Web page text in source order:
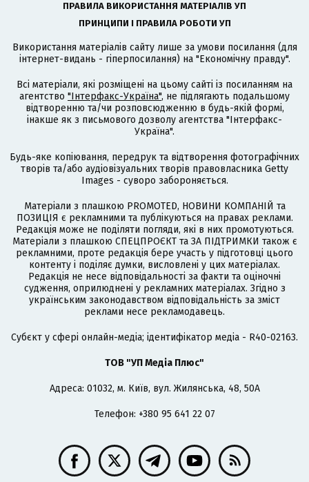
ПРАВИЛА ВИКОРИСТАННЯ МАТЕРІАЛІВ УП
ПРИНЦИПИ І ПРАВИЛА РОБОТИ УП
Використання матеріалів сайту лише за умови посилання (для
інтернет-видань - гіперпосилання) на "Економічну правду".
Всі матеріали, які розміщені на цьому сайті із посиланням на
агентство "Інтерфакс-Україна", не підлягають подальшому
відтворенню та/чи розповсюдженню в будь-якій формі,
інакше як з письмового дозволу агентства "Інтерфакс-
Україна".
Будь-яке копіювання, передрук та відтворення фотографічних
творів та/або аудіовізуальних творів правовласника Getty
Images - суворо забороняється.
Матеріали з плашкою PROMOTED, НОВИНИ КОМПАНІЙ та
ПОЗИЦІЯ є рекламними та публікуються на правах реклами.
Редакція може не поділяти погляди, які в них промотуються.
Матеріали з плашкою СПЕЦПРОЄКТ та ЗА ПІДТРИМКИ також є
рекламними, проте редакція бере участь у підготовці цього
контенту і поділяє думки, висловлені у цих матеріалах.
Редакція не несе відповідальності за факти та оціночні
судження, оприлюднені у рекламних матеріалах. Згідно з
українським законодавством відповідальність за зміст
реклами несе рекламодавець.
Cубєкт у сфері онлайн-медіа; ідентифікатор медіа - R40-02163.
ТОВ "УП Медіа Плюс"
Адреса: 01032, м. Київ, вул. Жилянська, 48, 50А
Телефон: +380 95 641 22 07